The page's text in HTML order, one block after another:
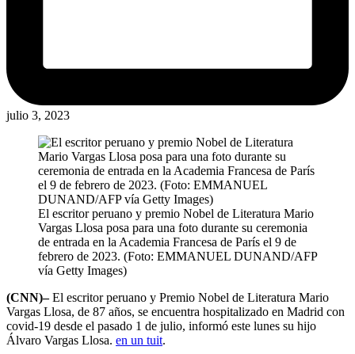
julio 3, 2023
El escritor peruano y premio Nobel de Literatura Mario
Vargas Llosa posa para una foto durante su ceremonia
de entrada en la Academia Francesa de París el 9 de
febrero de 2023. (Foto: EMMANUEL DUNAND/AFP
vía Getty Images)
(CNN)–El escritor peruano y Premio Nobel de Literatura Mario
Vargas Llosa, de 87 años, se encuentra hospitalizado en Madrid con
covid-19 desde el pasado 1 de julio, informó este lunes su hijo
Álvaro Vargas Llosa. en un tuit.